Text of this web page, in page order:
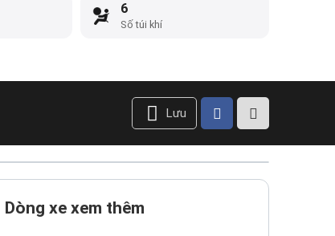
Số túi khí
6
Lưu
Dòng xe xem thêm